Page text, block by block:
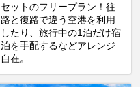
セットのフリープラン！往
路と復路で違う空港を利用
したり、旅行中の1泊だけ宿
泊を手配するなどアレンジ
自在。